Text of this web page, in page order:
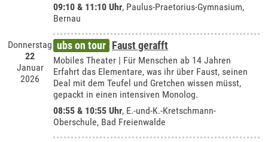
09:10 & 11:10 Uhr, Paulus-Praetorius-Gymnasium,
Bernau
Donnerstag
22
Januar
2026
ubs on tour Faust gerafft
Mobiles Theater | Für Menschen ab 14 Jahren
Erfahrt das Elementare, was ihr über Faust, seinen
Deal mit dem Teufel und Gretchen wissen müsst,
gepackt in einen intensiven Monolog.
08:55 & 10:55 Uhr, E.-und-K.-Kretschmann-
Oberschule, Bad Freienwalde